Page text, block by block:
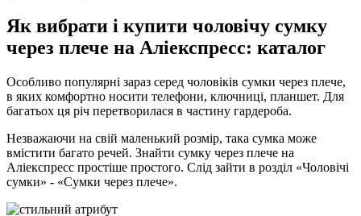
Як вибрати і купити чоловічу сумку
через плече на Аліекспресс: каталог
Особливо популярні зараз серед чоловіків сумки через плече,
в яких комфортно носити телефони, ключниці, планшет. Для
багатьох ця річ перетворилася в частину гардероба.
Незважаючи на свій маленький розмір, така сумка може
вмістити багато речей. Знайти сумку через плече на
Аліекспресс простіше простого. Слід зайти в розділ «Чоловічі
сумки» - «Сумки через плече».